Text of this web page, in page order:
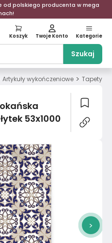
od polskiego producenta w mega
Szukaj
Koszyk Twoje Konto Kategorie
Artykuły wykończeniowe > Tapety
53x1000
>